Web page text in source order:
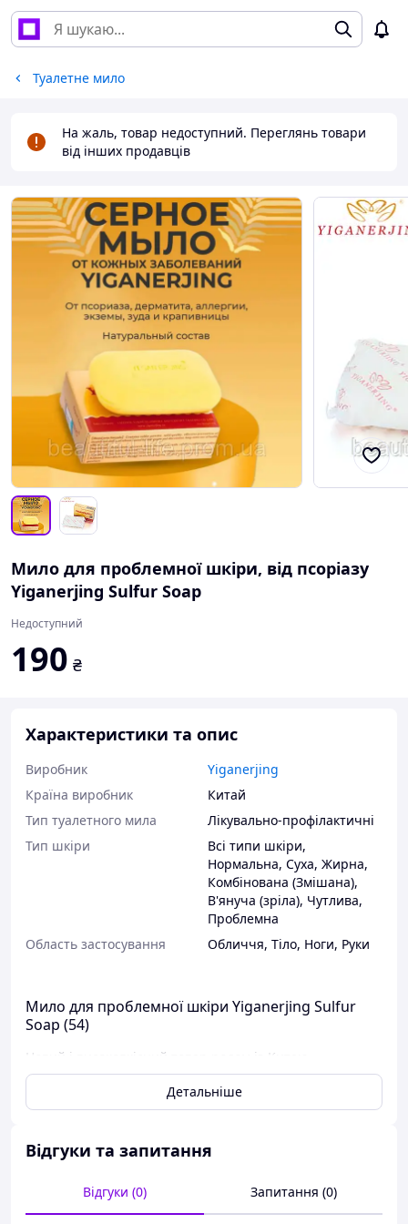
Туалетне мило
На жаль, товар недоступний. Переглянь товари
від інших продавців
Мило для проблемної шкіри, від псоріазу
Yiganerjing Sulfur Soap
Недоступний
190 ₴
Характеристики та опис
Виробник
Yiganerjing
Країна виробник
Китай
Тип туалетного мила
Лікувально-профілактичні
Тип шкіри
Всі типи шкіри,
Нормальна, Суха, Жирна,
Комбінована (Змішана),
В'януча (зріла), Чутлива,
Проблемна
Область застосування
Обличчя, Тіло, Ноги, Руки
Мило для проблемної шкіри Yiganerjing Sulfur
Soap (54)
Новий і високоякісний товар родом із Китаю,
застосовується для проблемної шкіри, починаючи від
сухості шкіри до псоріазу.
прищів, вугрів і навіть серйозніших проблем як
псоріаз і багато іншого.
Детальніше
Відгуки та запитання
Відгуки (0) Запитання (0)